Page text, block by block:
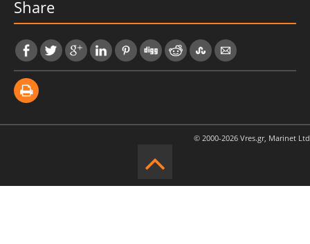
Share
© 2000-2026 Vres.gr, Marinet Ltd